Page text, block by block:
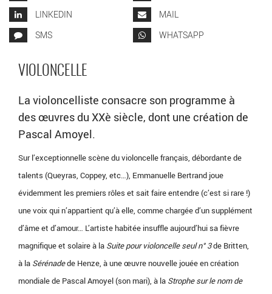
LINKEDIN
MAIL
SMS
WHATSAPP
VIOLONCELLE
La violoncelliste consacre son programme à
des œuvres du XXè siècle, dont une création de
Pascal Amoyel.
Sur l’exceptionnelle scène du violoncelle français, débordante de
talents (Queyras, Coppey, etc…), Emmanuelle Bertrand joue
évidemment les premiers rôles et sait faire entendre (c’est si rare !)
une voix qui n’appartient qu’à elle, comme chargée d’un supplément
d’âme et d’amour… L’artiste habitée insuffle aujourd’hui sa fièvre
magnifique et solaire à la Suite pour violoncelle seul n° 3de Britten,
à la Sérénadede Henze, à une œuvre nouvelle jouée en création
mondiale de Pascal Amoyel (son mari), à la Strophe sur le nom de